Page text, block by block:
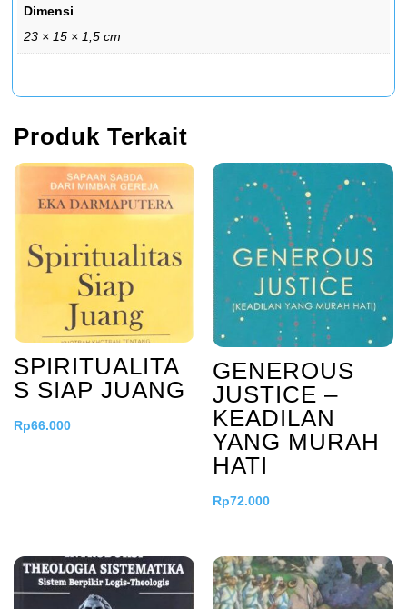
Dimensi
23 × 15 × 1,5 cm
Produk Terkait
SPIRITUALITA
S SIAP JUANG
Rp66.000
GENEROUS
JUSTICE –
KEADILAN
YANG MURAH
HATI
Rp72.000